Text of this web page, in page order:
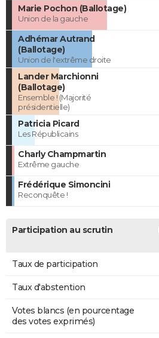
Marie Pochon (Ballotage)
Union de la gauche
Adhémar Autrand
(Ballotage)
Union de l'extrême droite
Lander Marchionni
(Ballotage)
Ensemble ! (Majorité
présidentielle)
Patricia Picard
Les Républicains
Charly Champmartin
Extrême gauche
Frédérique Simoncini
Reconquête !
Participation au scrutin
Taux de participation
Taux d'abstention
Votes blancs (en pourcentage
des votes exprimés)